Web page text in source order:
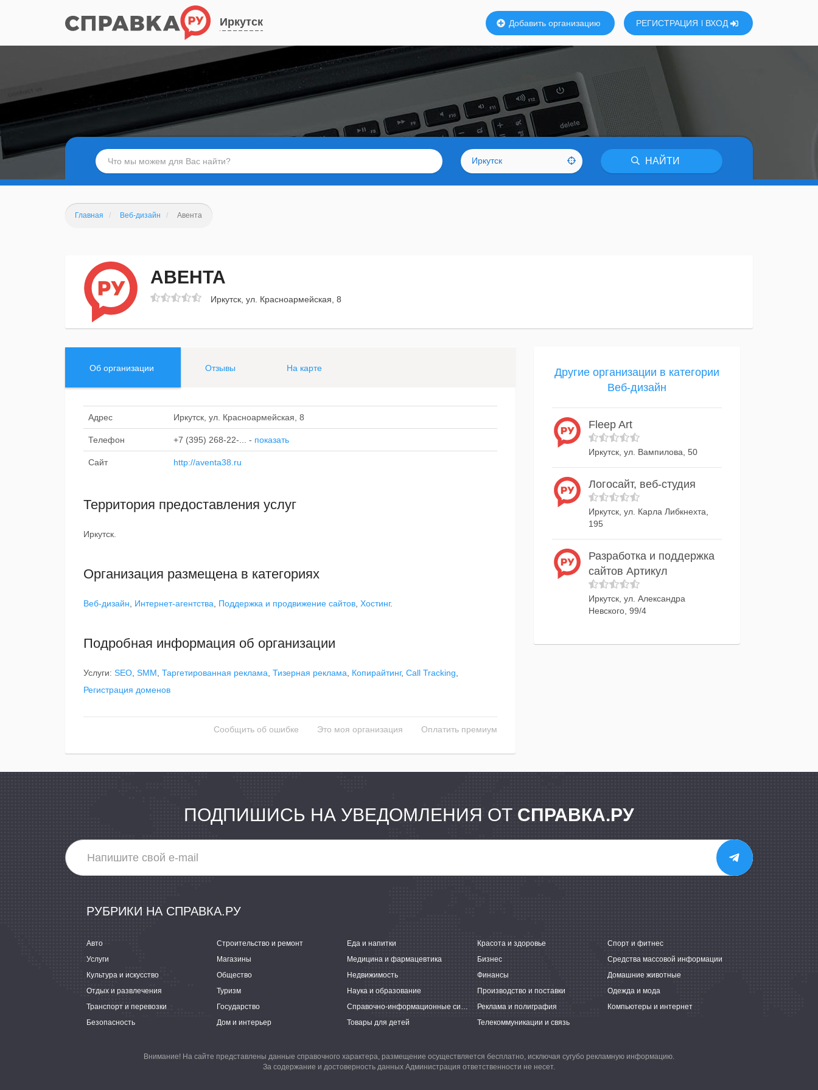
Иркутск Добавить организацию РЕГИСТРАЦИЯ ВХОД
Иркутск НАЙТИ
Главная Веб-дизайн Авента
АВЕНТА
Иркутск, ул. Красноармейская, 8
Об организации Отзывы На карте
Адрес Иркутск, ул. Красноармейская, 8
Телефон +7 (395) 268-22-... - показать
Сайт http://aventa38.ru
Территория предоставления услуг
Иркутск.
Организация размещена в категориях
Веб-дизайн Интернет-агентства Поддержка и продвижение сайтов Хостинг.
Подробная информация об организации
Услуги: SEO SMM Таргетированная реклама Тизерная реклама Копирайтинг, Call Tracking
Регистрация доменов
Сообщить об ошибке Это моя организация Оплатить премиум
Другие организации в категории
Веб-дизайн
Fleep Art
Иркутск, ул. Вампилова, 50
Логосайт, веб-студия
Иркутск, ул. Карла Либкнехта,
195
Разработка и поддержка
сайтов Артикул
Иркутск, ул. Александра
Невского, 99/4
ПОДПИШИСЬ НА УВЕДОМЛЕНИЯ ОТ СПРАВКА.РУ
РУБРИКИ НА СПРАВКА.РУ
Авто Строительство и ремонт Еда и напитки Красота и здоровье
Спорт и фитнес
Услуги
Магазины Медицина и фармацевтика Бизнес
Средства массовой информации
Культура и искусство
Общество Недвижимость Финансы
Домашние животные
Отдых и развлечения
Туризм Наука и образование Производство и поставки
Одежда и мода
Транспорт и перевозки
Государство Справочно-информационные системы Реклама и полиграфия
Компьютеры и интернет
Безопасность
Дом и интерьер Товары для детей Телекоммуникации и связь
Внимание! На сайте представлены данные справочного характера, размещение осуществляется бесплатно, исключая сугубо рекламную информацию.
За содержание и достоверность данных Администрация ответственности не несет.